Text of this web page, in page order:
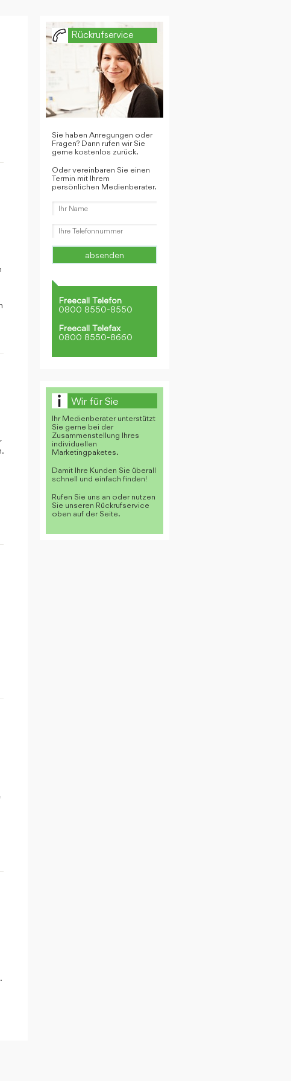
Rückrufservice
Sie haben Anregungen oder
Fragen? Dann rufen wir Sie
gerne kostenlos zurück.
Oder vereinbaren Sie einen
Termin mit Ihrem
persönlichen Medienberater.
Freecall Telefon
0800 8550-8550
Freecall Telefax
0800 8550-8660
Wir für Sie
Ihr Medienberater unterstützt
Sie gerne bei der
Zusammenstellung Ihres
individuellen
Marketingpaketes.
Damit Ihre Kunden Sie überall
schnell und einfach finden!
Rufen Sie uns an oder nutzen
Sie unseren Rückrufservice
oben auf der Seite.